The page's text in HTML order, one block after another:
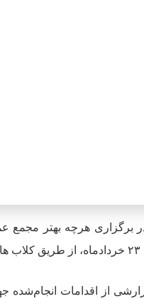
برگزاری هرچه بهتر مجمع
و نیز گزارشی از اقدامات